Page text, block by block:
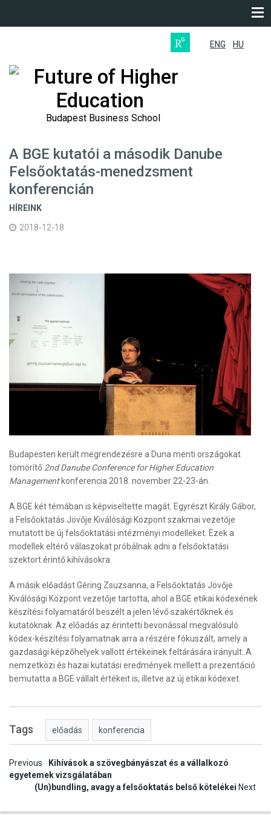
ENG HU
Future of Higher
Education
Budapest Business School
A BGE kutatói a második Danube
Felsőoktatás-menedzsment
konferencián
HÍREINK
2018-12-18
Budapesten került megrendezésre a Duna menti országokat
tömörítő 2nd Danube Conference for Higher Education
Managementkonferencia 2018. november 22-23-án.
A BGE két témában is képviseltette magát. Egyrészt Király Gábor,
a Felsőoktatás Jövője Kiválósági Központ szakmai vezetője
mutatott be új felsőoktatási intézményi modelleket. Ezek a
modellek eltérő válaszokat próbálnak adni a felsőoktatási
szektort érintő kihívásokra.
A másik előadást Géring Zsuzsanna, a Felsőoktatás Jövője
Kiválósági Központ vezetője tartotta, ahol a BGE etikai kódexének
készítési folyamatáról beszélt a jelen lévő szakértőknek és
kutatóknak. Az előadás az érintetti bevonással megvalósuló
kódex-készítési folyamatnak arra a részére fókuszált, amely a
gazdasági képzőhelyek vallott értékeinek feltárására irányult. A
nemzetközi és hazai kutatási eredmények mellett a prezentáció
bemutatta a BGE vállalt értékeit is, illetve az új etikai kódexet.
Tags előadás konferencia
Post
navigation
Previous
Kihívások a szövegbányászat és a vállalkozó
egyetemek vizsgálatában
(Un)bundling, avagy a felsőoktatás belső kötelékei Next